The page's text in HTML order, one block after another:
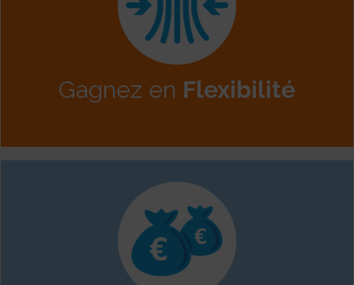
Gagnez en Flexibilité
adaptons la
taille de l’équipe de
développement au
besoin du projet et à
Produit vous garantit
descoûts de
développement
maitrisés.